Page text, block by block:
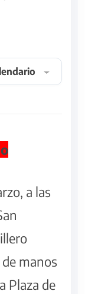
a las
manos
Plaza de